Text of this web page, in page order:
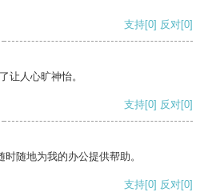
支持[0] 反对[0]
让人心旷神怡。
支持[0] 反对[0]
随地为我的办公提供帮助。
支持[0] 反对[0]